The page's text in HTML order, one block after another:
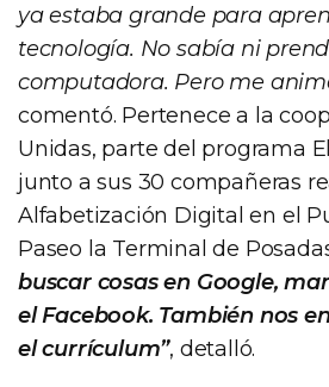
ya estaba grande para
tecnología. No sabía ni
computadora. Pero me
comentó. Pertenece a la
Unidas, parte del programa
junto a sus 30 compañeras
Alfabetización Digital en el
Paseo la Terminal de
buscar cosas en Google,
el Facebook. También nos
el currículum”, detalló.